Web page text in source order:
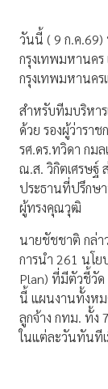
วันนี้ ( 9 ก.ค
กรุงเทพมหานค
กรุงเทพมหานคร
สําหรับทีมบริหา
ด้วย รองผู้ว่ารา
รศ.ดร.ทวิดา กม
ณ.ส. วิกิตเศรษฐ์
ประธานที่ปรึกษ
ผู้ทรงคุณวุฒิ
นายชัชชาติ กล่า
การนำ 261 นโ
Plan) ที่มีตัวชี้วัด
นี้ แผนงานทั้งหม
ลูกจ้าง กทม. ทั้ง
ในแต่ละวันทันที